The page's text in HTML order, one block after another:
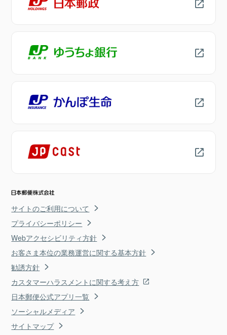
サイトのご利用について
プライバシーポリシー
Webアクセシビリティ方針
お客さま本位の業務運営に関する基本方針
勧誘方針
カスタマーハラスメントに関する考え方
日本郵便公式アプリ一覧
ソーシャルメディア
サイトマップ